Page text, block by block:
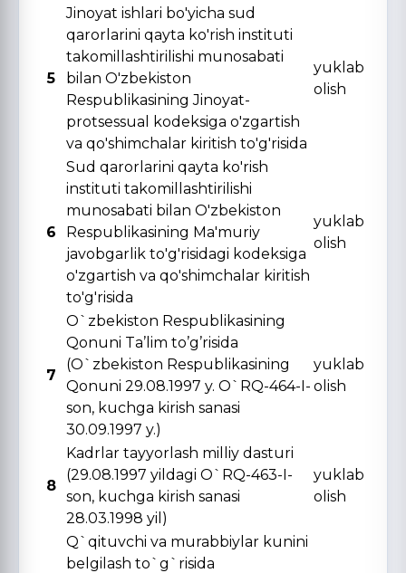
5
Jinoyat ishlari bo'yicha sud
qarorlarini qayta ko'rish instituti
takomillashtirilishi munosabati
bilan O'zbekiston
Respublikasining Jinoyat-
protsessual kodeksiga o'zgartish
va qo'shimchalar kiritish to'g'risida
yuklab
olish
6
Sud qarorlarini qayta ko'rish
instituti takomillashtirilishi
munosabati bilan O'zbekiston
Respublikasining Ma'muriy
javobgarlik to'g'risidagi kodeksiga
o'zgartish va qo'shimchalar kiritish
to'g'risida
yuklab
olish
7
O`zbekiston Respublikasining
Qonuni Ta’lim to’g’risida
(O`zbekiston Respublikasining
Qonuni 29.08.1997 y. O`RQ-464-I-
son, kuchga kirish sanasi
30.09.1997 y.)
yuklab
olish
8
Kadrlar tayyorlash milliy dasturi
(29.08.1997 yildagi O`RQ-463-I-
son, kuchga kirish sanasi
28.03.1998 yil)
yuklab
olish
Q`qituvchi va murabbiylar kunini
belgilash to`g`risida